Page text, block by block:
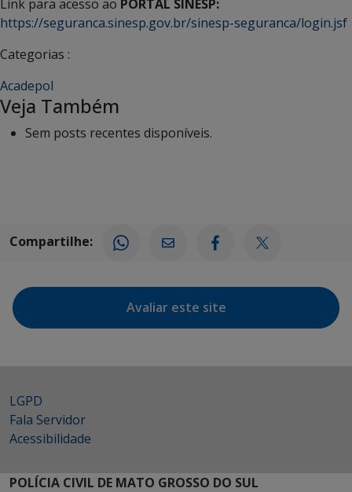
Link para acesso ao PORTAL SINESP:
https://seguranca.sinesp.gov.br/sinesp-seguranca/login.jsf
Categorias :
Acadepol
Veja Também
Sem posts recentes disponíveis.
Compartilhe:
Avaliar este site
LGPD
Fala Servidor
Acessibilidade
POLÍCIA CIVIL DE MATO GROSSO DO SUL